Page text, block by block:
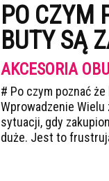
PO CZYM
BUTY SĄ
AKCESORIA
# Po czym poznać
Wprowadzenie Wielu
sytuacji, gdy
duże. Jest to